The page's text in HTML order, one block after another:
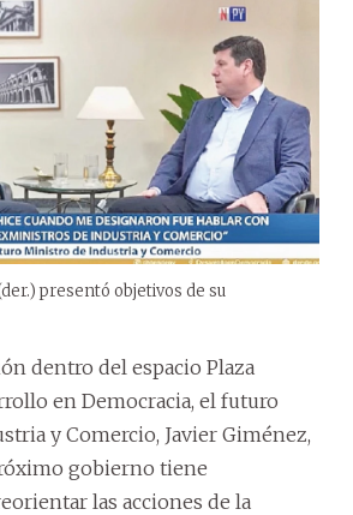
presentó objetivos de su
dentro del espacio Plaza
en Democracia, el futuro
y Comercio, Javier Giménez,
gobierno tiene
las acciones de la